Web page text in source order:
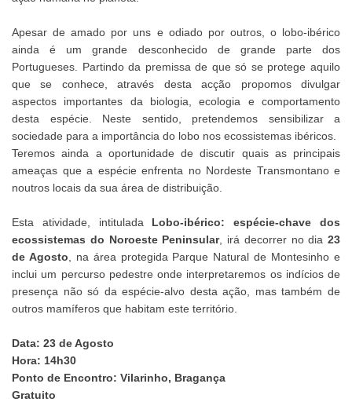
Apesar de amado por uns e odiado por outros, o lobo-ibérico
ainda é um grande desconhecido de grande parte dos
Portugueses. Partindo da premissa de que só se protege aquilo
que se conhece, através desta acção propomos divulgar
aspectos importantes da biologia, ecologia e comportamento
desta espécie. Neste sentido, pretendemos sensibilizar a
sociedade para a importância do lobo nos ecossistemas ibéricos.
Teremos ainda a oportunidade de discutir quais as principais
ameaças que a espécie enfrenta no Nordeste Transmontano e
noutros locais da sua área de distribuição.
Esta atividade, intitulada Lobo-ibérico: espécie-chave dos
ecossistemas do Noroeste Peninsular, irá decorrer no dia 23
de Agosto , na área protegida Parque Natural de Montesinho e
inclui um percurso pedestre onde interpretaremos os indícios de
presença não só da espécie-alvo desta ação, mas também de
outros mamíferos que habitam este território.
Data: 23 de Agosto
Hora: 14h30
Ponto de Encontro: Vilarinho, Bragança
Gratuito